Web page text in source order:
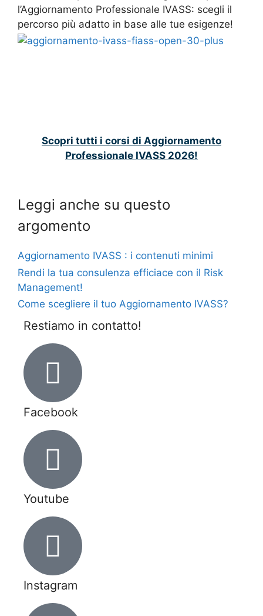
l’Aggiornamento Professionale IVASS: scegli il
percorso più adatto in base alle tue esigenze!
Scopri tutti i corsi di Aggiornamento
Professionale IVASS 2026!
Leggi anche su questo
argomento
Aggiornamento IVASS : i contenuti minimi
Rendi la tua consulenza efficiace con il Risk
Management!
Come scegliere il tuo Aggiornamento IVASS?
Restiamo in contatto!
Facebook
Youtube
Instagram